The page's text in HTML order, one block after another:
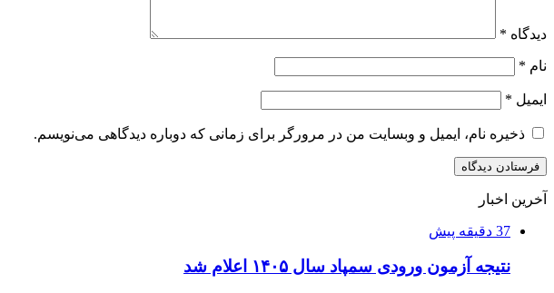
دیدگاه *
نام *
ایمیل *
ذخیره نام، ایمیل و وبسایت من در مرورگر برای زمانی که دوباره دیدگاهی می‌نویسم.
آخرین اخبار
37 دقیقه پیش
نتیجه آزمون ورودی سمپاد سال ۱۴۰۵ اعلام شد